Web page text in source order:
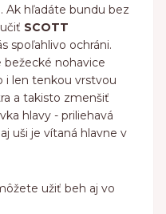
Ak hľadáte bundu bez
SCOTT
spoľahlivo ochráni.
bežecké nohavice
i len tenkou vrstvou
a takisto zmenšiť
hlavy - priliehavá
uši je vítaná hlavne v
užiť beh aj vo